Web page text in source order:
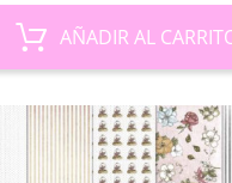
AÑADIR AL